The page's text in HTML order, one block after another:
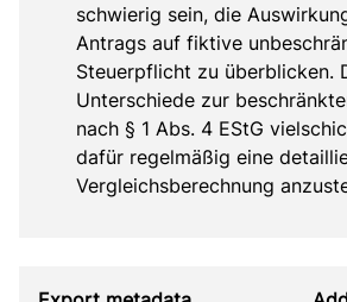
schwierig sein, die
Antrags auf fiktive
Steuerpflicht zu überblicken.
Unterschiede zur
nach § 1 Abs. 4 EStG
dafür regelmäßig eine
Vergleichsberechnung